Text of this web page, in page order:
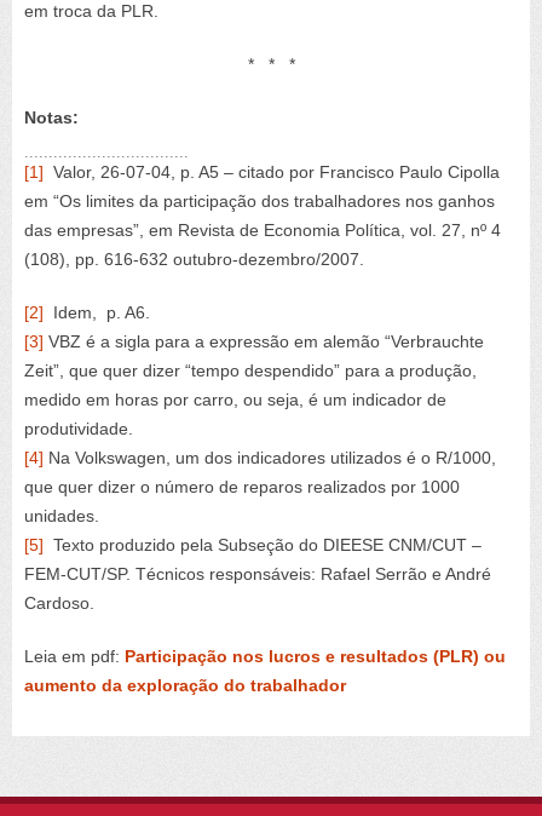
em troca da PLR.
* * *
Notas:
[1] Valor, 26-07-04, p. A5 – citado por Francisco Paulo Cipolla
em “Os limites da participação dos trabalhadores nos ganhos
das empresas”, em Revista de Economia Política, vol. 27, nº 4
(108), pp. 616-632 outubro-dezembro/2007.
[2] Idem, p. A6.
[3] VBZ é a sigla para a expressão em alemão “Verbrauchte
Zeit”, que quer dizer “tempo despendido” para a produção,
medido em horas por carro, ou seja, é um indicador de
produtividade.
[4] Na Volkswagen, um dos indicadores utilizados é o R/1000,
que quer dizer o número de reparos realizados por 1000
unidades.
[5] Texto produzido pela Subseção do DIEESE CNM/CUT –
FEM-CUT/SP. Técnicos responsáveis: Rafael Serrão e André
Cardoso.
Leia em pdf: Participação nos lucros e resultados (PLR) ou
aumento da exploração do trabalhador